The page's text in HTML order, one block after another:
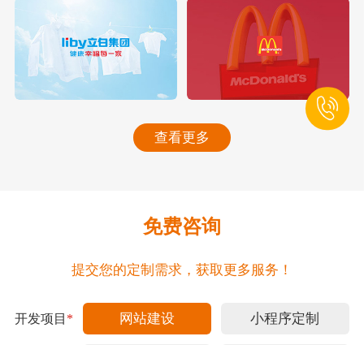
查看更多
免费咨询
提交您的定制需求，获取更多服务！
开发项目 * 网站建设 小程序定制